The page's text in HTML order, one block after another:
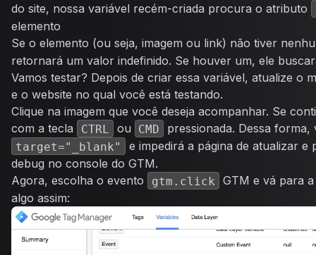
do site, nossa variável recém-criada procura o atributo
elemento
Se o elemento (ou seja, imagem ou link) não tiver
retornará um valor indefinido. Se houver um, ele
Vamos testar? Depois de criar essa variável, atualize o
e o website no qual você está testando.
Clique na imagem que você deseja acompanhar. Se
com a tecla
CTRL ou CMD pressionada. Dessa
target="_blank"
e impedirá a página de atualizar e
debug no console do GTM.
Agora, escolha o evento
gtm.click
GTM e vá para
algo assim: